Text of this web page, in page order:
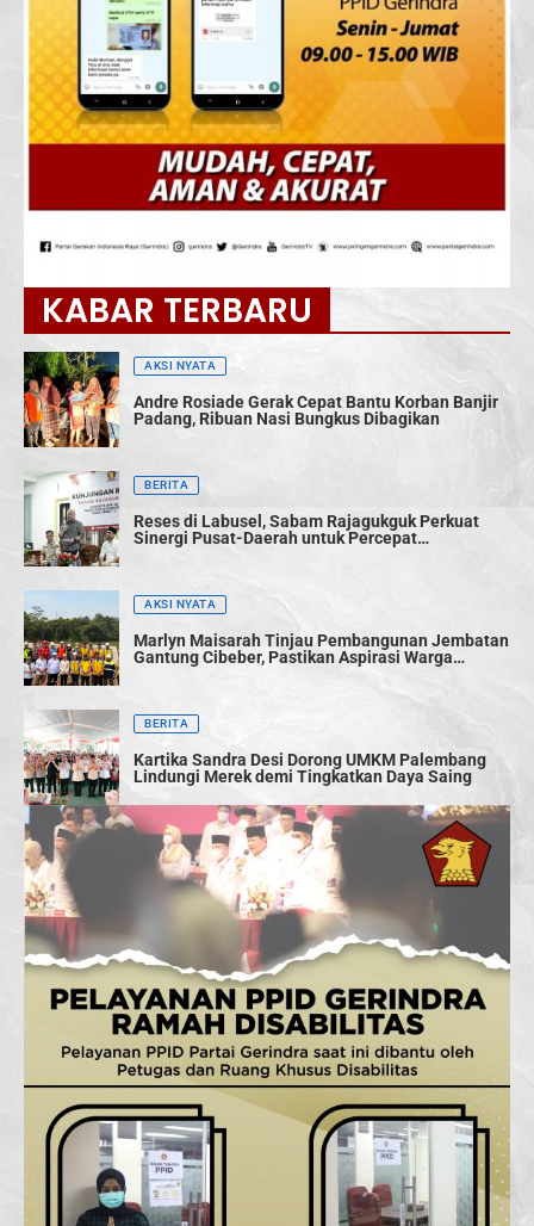
KABAR TERBARU
AKSI NYATA
Andre Rosiade Gerak Cepat Bantu Korban Banjir
Padang, Ribuan Nasi Bungkus Dibagikan
BERITA
Reses di Labusel, Sabam Rajagukguk Perkuat
Sinergi Pusat-Daerah untuk Percepat
AKSI NYATA
Marlyn Maisarah Tinjau Pembangunan Jembatan
Gantung Cibeber, Pastikan Aspirasi Warga
BERITA
Kartika Sandra Desi Dorong UMKM Palembang
Lindungi Merek demi Tingkatkan Daya Saing